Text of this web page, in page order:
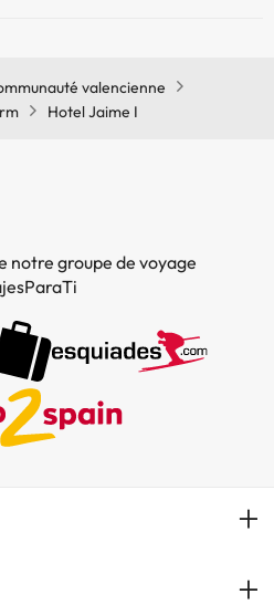
valencienne
Hotel Jaime I
notre groupe de voyage